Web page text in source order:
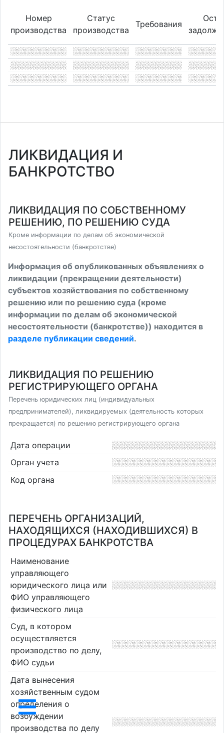
Номер
производства
Статус
производства
Требования
ЛИКВИДАЦИЯ И
БАНКРОТСТВО
ЛИКВИДАЦИЯ ПО СОБСТВЕННОМУ
РЕШЕНИЮ, ПО РЕШЕНИЮ СУДА
Кроме информации по делам об экономической
несостоятельности (банкротстве)
Информация об опубликованных объявлениях о
ликвидации (прекращении деятельности)
субъектов хозяйствования по собственному
решению или по решению суда (кроме
информации по делам об экономической
несостоятельности (банкротстве)) находится в
разделе публикации сведений.
ЛИКВИДАЦИЯ ПО РЕШЕНИЮ
РЕГИСТРИРУЮЩЕГО ОРГАНА
Перечень юридических лиц (индивидуальных
предпринимателей), ликвидируемых (деятельность которых
прекращается) по решению регистрирующего органа
Дата операции
Орган учета
Код органа
ПЕРЕЧЕНЬ ОРГАНИЗАЦИЙ,
НАХОДЯЩИХСЯ (НАХОДИВШИХСЯ) В
ПРОЦЕДУРАХ БАНКРОТСТВА
Наименование
управляющего
юридического лица или
ФИО управляющего
физического лица
Суд, в котором
осуществляется
производство по делу,
ФИО судьи
Дата вынесения
хозяйственным судом
определения о
возбуждении
производства по делу